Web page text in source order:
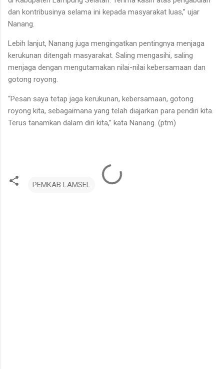
dan kontribusinya selama ini kepada masyarakat luas,” ujar
Nanang.
Lebih lanjut, Nanang juga mengingatkan pentingnya menjaga
kerukunan ditengah masyarakat. Saling mengasihi, saling
menjaga dengan mengutamakan nilai-nilai kebersamaan dan
gotong royong.
“Pesan saya tetap jaga kerukunan, kebersamaan, gotong
royong kita, sebagaimana yang telah diajarkan para pendiri kita.
Terus tanamkan dalam diri kita,” kata Nanang. (ptm)
PEMKAB LAMSEL